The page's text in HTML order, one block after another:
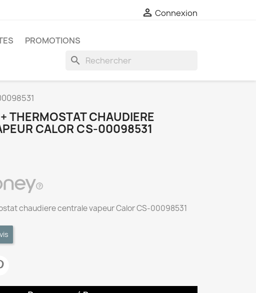
 Connexion
PROMOTIONS
search
THERMOSTAT CHAUDIERE
CALOR CS-00098531
chaudiere centrale vapeur Calor CS-00098531